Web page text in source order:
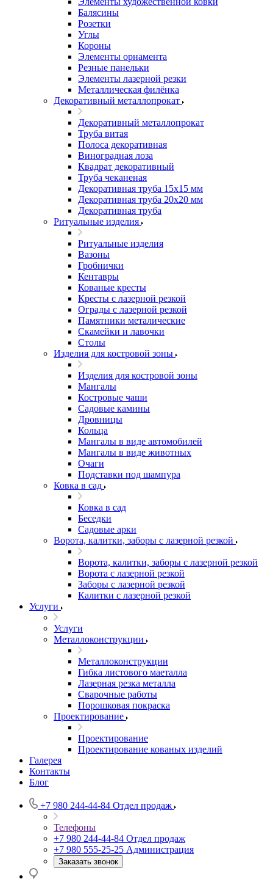
Балясины
Розетки
Углы
Короны
Элементы орнамента
Резные панельки
Элементы лазерной резки
Металлическая филёнка
Декоративный металлопрокат
Декоративный металлопрокат
Труба витая
Полоса декоративная
Виноградная лоза
Квадрат декоративный
Труба чеканеная
Декоративная труба 15х15 мм
Декоративная труба 20х20 мм
Декоративная труба
Ритуальные изделия
Ритуальные изделия
Вазоны
Гробнички
Кентавры
Кованые кресты
Кресты с лазерной резкой
Ограды с лазерной резкой
Памятники металические
Скамейки и лавочки
Столы
Изделия для костровой зоны
Изделия для костровой зоны
Мангалы
Костровые чаши
Садовые камины
Дровницы
Кольца
Мангалы в виде автомобилей
Мангалы в виде животных
Очаги
Подставки под шампура
Ковка в сад
Ковка в сад
Беседки
Садовые арки
Ворота, калитки, заборы с лазерной резкой
Ворота, калитки, заборы с лазерной резкой
Ворота с лазерной резкой
Заборы с лазерной резкой
Калитки с лазерной резкой
Услуги
Услуги
Металлоконструкции
Металлоконструкции
Гибка листового маеталла
Лазерная резка металла
Сварочные работы
Порошковая покраска
Проектирование
Проектирование
Проектирование кованых изделий
Галерея
Контакты
Блог
+7 980 244-44-84 Отдел продаж
Телефоны
+7 980 244-44-84 Отдел продаж
+7 980 555-25-25 Администрация
Заказать звонок